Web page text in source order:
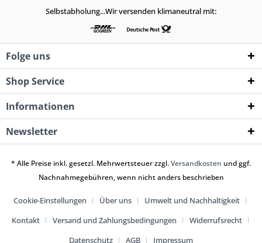
Selbstabholung...Wir versenden klimaneutral mit:
Folge uns
Shop Service
Informationen
Newsletter
* Alle Preise inkl. gesetzl. Mehrwertsteuer zzgl.Versandkosten und ggf.
Nachnahmegebühren, wenn nicht anders beschrieben
Cookie-Einstellungen Über uns
Umwelt und Nachhaltigkeit
Kontakt
Versand und Zahlungsbedingungen
Widerrufsrecht
Datenschutz
AGB Impressum